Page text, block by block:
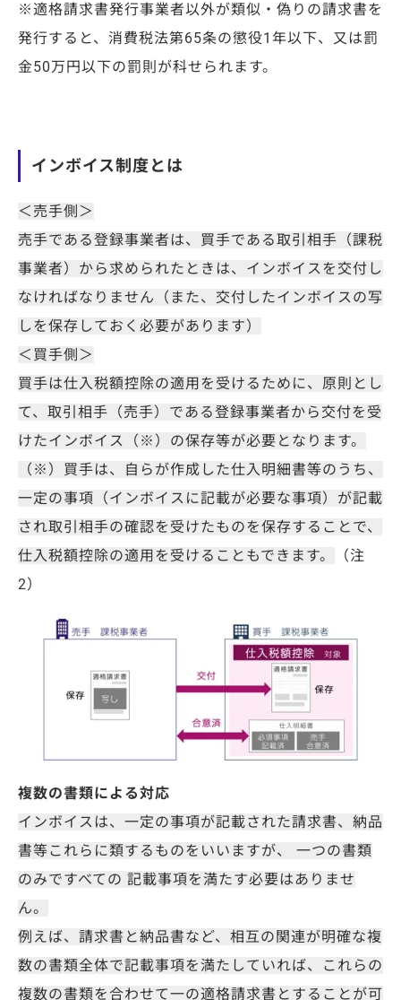
※適格請求書発行事業者以外が類似・偽りの請求書を
発行すると、 消費税法第65条の懲役1 年以下、 又は罰
金50万円以下の罰則が科せられます。
インボイス制度とは
＜売手側＞
売手である登録事業者は、買手である取引相手（課税
事業者）から求められたときは、インボイスを交付し
なければなりません（また、交付したインボイスの写
しを保存しておく必要があります）
＜買手側＞
買手は仕入税額控除の適用を受けるために、原則とし
て、取引相手（売手）である登録事業者から交付を受
けたインボイス（※）の保存等が必要となります。
（※）買手は、自らが作成した仕入明細書等のうち、
一定の事項（インボイスに記載が必要な事項）が記載
され取引相手の確認を受けたものを保存することで、
仕入税額控除の適用を受けることもできます。
（注
2）
複数の書類による対応
インボイスは、一定の事項が記載された請求書、納品
書等これらに類するものをいいますが、 一つの書類
のみですべての 記載事項を満たす必要はありませ
ん。
例えば、請求書と納品書など、相互の関連が明確な複
数の書類全体で記載事項を満たしていれば、これらの
複数の書類を合わせて一の適格請求書とすることが可